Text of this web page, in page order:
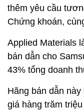
thêm yêu cầu
Chứng khoán,
Applied Materials
bán dẫn cho
43% tổng doanh
Hãng bán dẫn
giá hàng trăm